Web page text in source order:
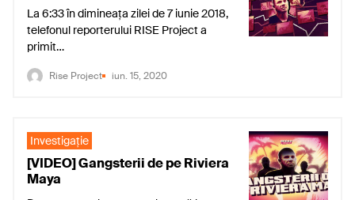
La 6:33 în dimineața zilei de 7 iunie 2018,
telefonul reporterului RISE Project a
primit…
Rise Project iun. 15, 2020
Investigaţie
[VIDEO] Gangsterii de pe Riviera
Maya